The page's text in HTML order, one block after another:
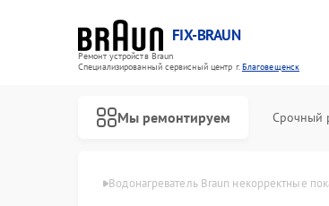
FIX-BRAUN
Ремонт устройств Braun
Специализированный cервисный центр г.Благовещенск
Мы ремонтируем Срочный
в Благовещенске Водонагреватель Braun некорректные